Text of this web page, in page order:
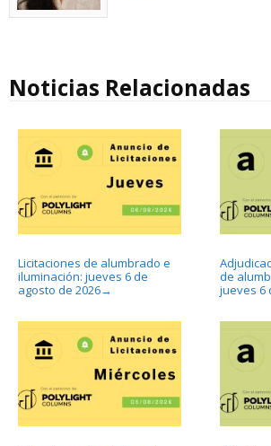
Noticias Relacionadas
Licitaciones de alumbrado e
iluminación: jueves 6 de
agosto de 2026→
de
jueves 6